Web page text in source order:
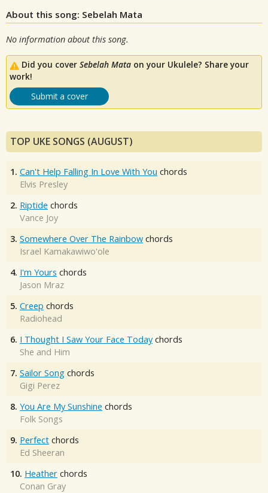
About this song: Sebelah Mata
No information about this song.
Did you cover Sebelah Mata on your Ukulele? Share your
work!
Submit a cover
TOP UKE SONGS (AUGUST)
1. Can't Help Falling In Love With You chords
Elvis Presley
2. Riptide chords
Vance Joy
3. Somewhere Over The Rainbow chords
Israel Kamakawiwo'ole
4. I'm Yours chords
Jason Mraz
5. Creep chords
Radiohead
6. I Thought I Saw Your Face Today chords
She and Him
7. Sailor Song chords
Gigi Perez
8. You Are My Sunshine chords
Folk Songs
9. Perfect chords
Ed Sheeran
10. Heather chords
Conan Gray